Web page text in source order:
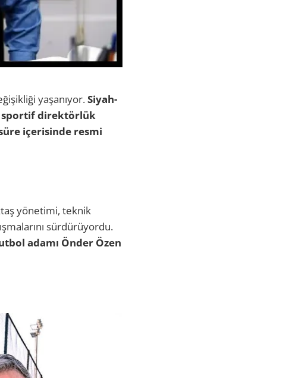
yaşanıyor.Siyah-
sportif direktörlük
içerisinde resmi
yönetimi, teknik
sürdürüyordu.
adamı Önder Özen